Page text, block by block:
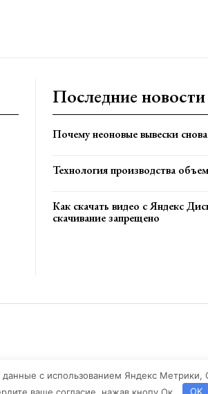
Последние новости
Почему неоновые вывески
Технология производства
Как скачать видео с Яндекс
скачивание запрещено
материалов активная ссылка на rus-bel.online
с использованием Яндекс Метрики,
ваше согласие, нажав кнопу Ок.
OK